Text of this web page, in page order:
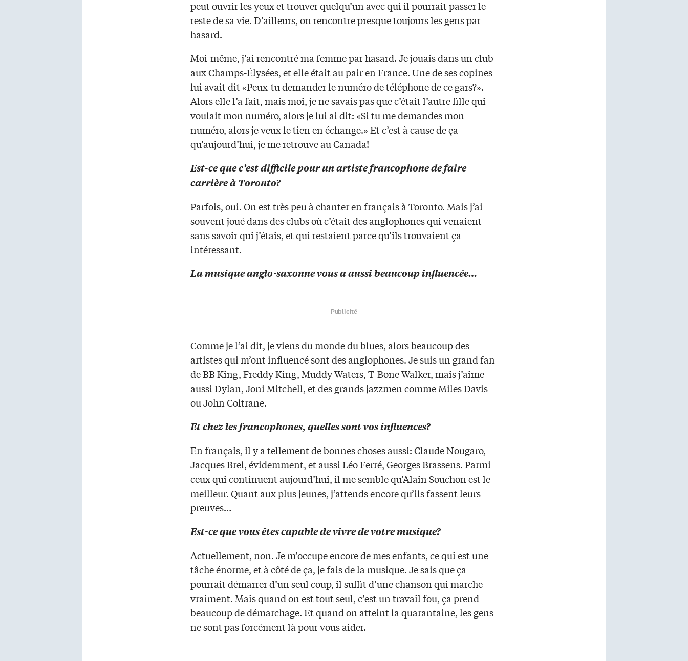
peut ouvrir les yeux et trouver quelqu’un avec qui il pourrait passer le
reste de sa vie. D’ailleurs, on rencontre presque toujours les gens par
hasard.
Moi-même, j’ai rencontré ma femme par hasard. Je jouais dans un club
aux Champs-Élysées, et elle était au pair en France. Une de ses copines
lui avait dit «Peux-tu demander le numéro de téléphone de ce gars?».
Alors elle l’a fait, mais moi, je ne savais pas que c’était l’autre fille qui
voulait mon numéro, alors je lui ai dit: «Si tu me demandes mon
numéro, alors je veux le tien en échange.» Et c’est à cause de ça
qu’aujourd’hui, je me retrouve au Canada!
Est-ce que c’est difficile pour un artiste francophone de faire
carrière à Toronto?
Parfois, oui. On est très peu à chanter en français à Toronto. Mais j’ai
souvent joué dans des clubs où c’était des anglophones qui venaient
sans savoir qui j’étais, et qui restaient parce qu’ils trouvaient ça
intéressant.
La musique anglo-saxonne vous a aussi beaucoup influencée…
Publicité
Comme je l’ai dit, je viens du monde du blues, alors beaucoup des
artistes qui m’ont influencé sont des anglophones. Je suis un grand fan
de BB King, Freddy King, Muddy Waters, T-Bone Walker, mais j’aime
aussi Dylan, Joni Mitchell, et des grands jazzmen comme Miles Davis
ou John Coltrane.
Et chez les francophones, quelles sont vos influences?
En français, il y a tellement de bonnes choses aussi: Claude Nougaro,
Jacques Brel, évidemment, et aussi Léo Ferré, Georges Brassens. Parmi
ceux qui continuent aujourd’hui, il me semble qu’Alain Souchon est le
meilleur. Quant aux plus jeunes, j’attends encore qu’ils fassent leurs
preuves…
Est-ce que vous êtes capable de vivre de votre musique?
Actuellement, non. Je m’occupe encore de mes enfants, ce qui est une
tâche énorme, et à côté de ça, je fais de la musique. Je sais que ça
pourrait démarrer d’un seul coup, il suffit d’une chanson qui marche
vraiment. Mais quand on est tout seul, c’est un travail fou, ça prend
beaucoup de démarchage. Et quand on atteint la quarantaine, les gens
ne sont pas forcément là pour vous aider.